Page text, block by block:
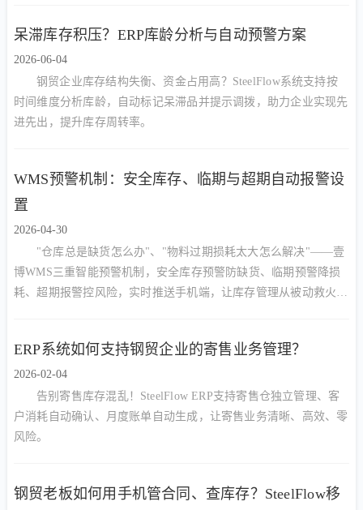
呆滞库存积压？ERP库龄分析与自动预警方案
2026-06-04
钢贸企业库存结构失衡、资金占用高？SteelFlow系统支持按
时间维度分析库龄，自动标记呆滞品并提示调拨，助力企业实现先
进先出，提升库存周转率。
WMS预警机制：安全库存、临期与超期自动报警设
置
2026-04-30
"仓库总是缺货怎么办"、"物料过期损耗太大怎么解决"——壹
博WMS三重智能预警机制，安全库存预警防缺货、临期预警降损
耗、超期报警控风险，实时推送手机端，让库存管理从被动救火转
ERP系统如何支持钢贸企业的寄售业务管理？
2026-02-04
告别寄售库存混乱！SteelFlow ERP支持寄售仓独立管理、客
户消耗自动确认、月度账单自动生成，让寄售业务清晰、高效、零
风险。
钢贸老板如何用手机管合同、查库存？SteelFlow移